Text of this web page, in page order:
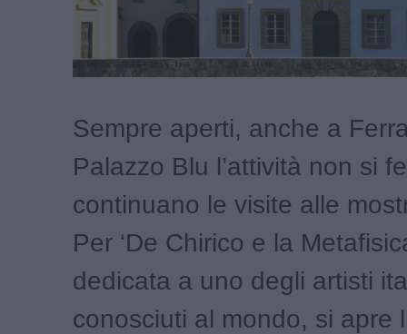
Sempre aperti, anche a
Palazzo Blu l’attività non si
continuano le visite alle
Per ‘De Chirico e la
dedicata a uno degli artisti
conosciuti al mondo, si apre